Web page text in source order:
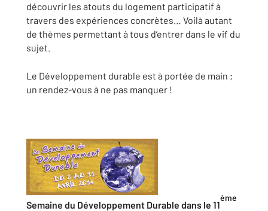
découvrir les atouts du logement participatif à
travers des expériences concrètes… Voilà autant
de thèmes permettant à tous d’entrer dans le vif du
sujet.
Le Développement durable est à portée de main ;
un rendez-vous à ne pas manquer !
Semaine du Développement Durable dans le 11
ème